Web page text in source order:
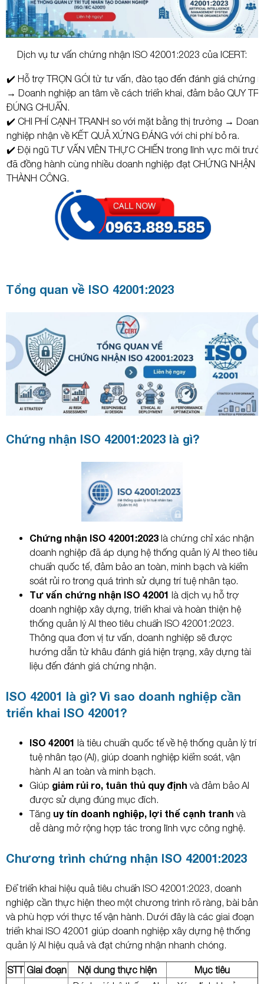
Dịch vụ tư vấn chứng nhận ISO 42001:2023 của ICERT:
✔️ Hỗ trợ TRỌN GÓI từ tư vấn, đào tạo đến đánh giá chứng
→ Doanh nghiệp an tâm về cách triển khai, đảm bảo QUY
ĐÚNG CHUẨN.
✔️ CHI PHÍ CẠNH TRANH so với mặt bằng thị trường → Doanh
nghiệp nhận về KẾT QUẢ XỨNG ĐÁNG với chi phí bỏ ra.
✔️ Đội ngũ TƯ VẤN VIÊN THỰC CHIẾN trong lĩnh vực môi
đã đồng hành cùng nhiều doanh nghiệp đạt CHỨNG NHẬN
THÀNH CÔNG.
Tổng quan về ISO 42001:2023
Chứng nhận ISO 42001:2023 là gì?
Chứng nhận ISO 42001:2023 là chứng chỉ xác nhận
doanh nghiệp đã áp dụng hệ thống quản lý AI theo tiêu
chuẩn quốc tế, đảm bảo an toàn, minh bạch và kiểm
soát rủi ro trong quá trình sử dụng trí tuệ nhân tạo.
Tư vấn chứng nhận ISO 42001 là dịch vụ hỗ trợ
doanh nghiệp xây dựng, triển khai và hoàn thiện hệ
thống quản lý AI theo tiêu chuẩn ISO 42001:2023.
Thông qua đơn vị tư vấn, doanh nghiệp sẽ được
hướng dẫn từ khâu đánh giá hiện trạng, xây dựng tài
liệu đến đánh giá chứng nhận.
ISO 42001 là gì? Vì sao doanh nghiệp cần
triển khai ISO 42001?
ISO 42001 là tiêu chuẩn quốc tế về hệ thống quản lý trí
tuệ nhân tạo (AI), giúp doanh nghiệp kiểm soát, vận
hành AI an toàn và minh bạch.
Giúp giảm rủi ro, tuân thủ quy định và đảm bảo AI
được sử dụng đúng mục đích.
Tăng uy tín doanh nghiệp, lợi thế cạnh tranh và
dễ dàng mở rộng hợp tác trong lĩnh vực công nghệ.
Chương trình chứng nhận ISO 42001:2023
Để triển khai hiệu quả tiêu chuẩn ISO 42001:2023, doanh
nghiệp cần thực hiện theo một chương trình rõ ràng, bài bản
và phù hợp với thực tế vận hành. Dưới đây là các giai đoạn
triển khai ISO 42001 giúp doanh nghiệp xây dựng hệ thống
quản lý AI hiệu quả và đạt chứng nhận nhanh chóng.
STT Giai đoạn Nội dung thực hiện
Mục tiêu